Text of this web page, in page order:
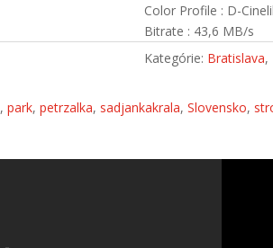
Color Profile : D-
Bitrate : 43,6 MB/s
Kategórie: Bratislava,
,park,petrzalka, sadjankakrala,Slovensko,